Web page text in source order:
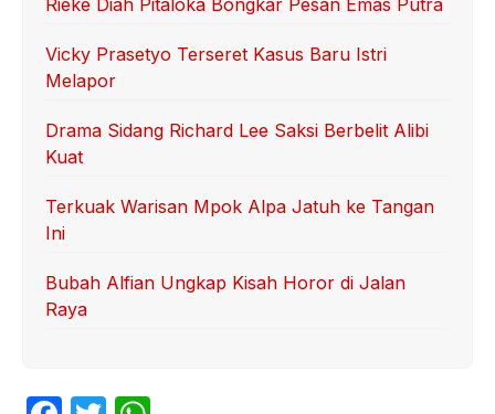
Rieke Diah Pitaloka Bongkar Pesan Emas Putra
Vicky Prasetyo Terseret Kasus Baru Istri
Melapor
Drama Sidang Richard Lee Saksi Berbelit Alibi
Kuat
Terkuak Warisan Mpok Alpa Jatuh ke Tangan
Ini
Bubah Alfian Ungkap Kisah Horor di Jalan
Raya